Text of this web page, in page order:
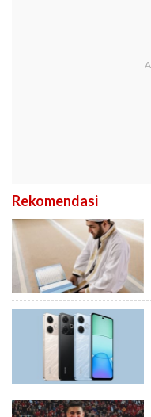
Rekomendasi